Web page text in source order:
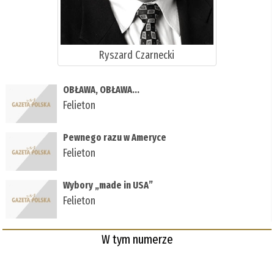
Ryszard Czarnecki
OBŁAWA, OBŁAWA...
Felieton
Pewnego razu w Ameryce
Felieton
Wybory „made in USA”
Felieton
W tym numerze